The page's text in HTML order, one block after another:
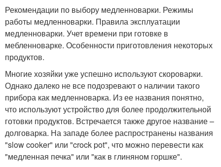
Рекомендации по выбору медленноварки. Режимы
работы медленноварки. Правила эксплуатации
медленноварки. Учет времени при готовке в
мебленноварке. Особенности приготовления некоторых
продуктов.
Многие хозяйки уже успешно используют скороварки.
Однако далеко не все подозревают о наличии такого
прибора как медленноварка. Из ее названия понятно,
что используют устройство для более продолжительной
готовки продуктов. Встречается также другое название –
долговарка. На западе более распространены названия
"slow cooker" или "crock pot", что можно перевести как
"медленная печка" или "как в глиняном горшке".